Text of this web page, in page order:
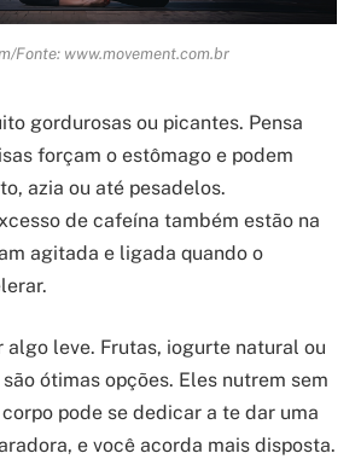
Fonte: www.movement.com.br
gordurosas ou picantes. Pensa
forçam o estômago e podem
azia ou até pesadelos.
de cafeína também estão na
agitada e ligada quando o
algo leve. Frutas, iogurte natural ou
ótimas opções. Eles nutrem sem
pode se dedicar a te dar uma
e você acorda mais disposta.